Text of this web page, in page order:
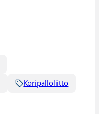
Koripalloliitto